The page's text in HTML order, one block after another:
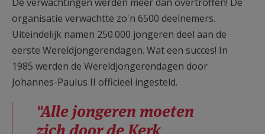
organisatie verwachtte zo'n 6500 deelnemers.
Uiteindelijk namen 250.000 jongeren deel aan de
eerste Wereldjongerendagen. Wat een succes! In
1985 werden de Wereldjongerendagen door
Johannes-Paulus II officieel ingesteld.
"Alle jongeren moeten